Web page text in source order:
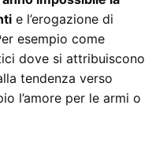
e l’erogazione di
esempio come
dove si attribuiscono
tendenza verso
l’amore per le armi o